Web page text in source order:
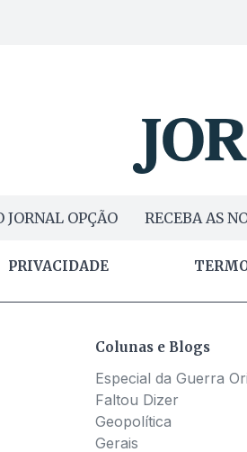
JORNAL OPÇÃO RECEBA AS
PRIVACIDADE
Colunas e Blogs
Especial da Guerra
Faltou Dizer
Geopolítica
Gerais